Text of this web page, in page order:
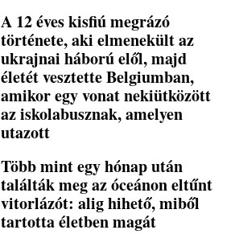
A 12 éves kisfiú megrázó
története, aki elmenekült az
ukrajnai háború elől, majd
életét vesztette Belgiumban,
amikor egy vonat nekiütközött
az iskolabusznak, amelyen
utazott
Több mint egy hónap után
találták meg az óceánon eltűnt
vitorlázót: alig hihető, miből
tartotta életben magát